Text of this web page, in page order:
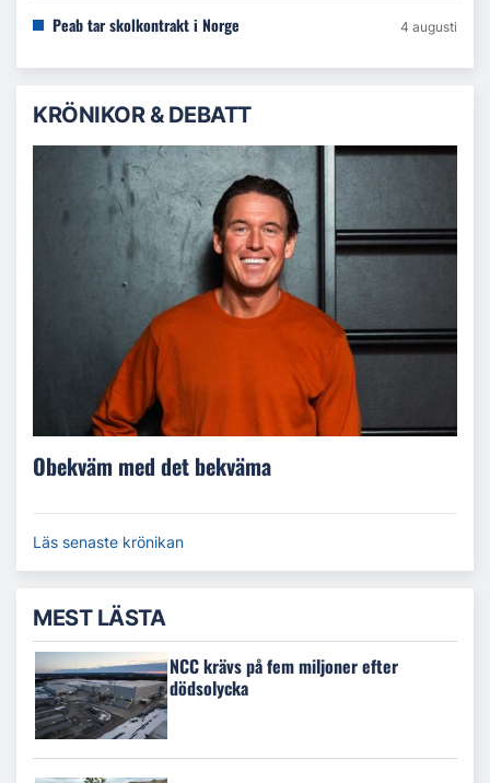
Peab tar skolkontrakt i Norge 4 augusti
KRÖNIKOR & DEBATT
Obekväm med det bekväma
Läs senaste krönikan
MEST LÄSTA
NCC krävs på fem miljoner efter
dödsolycka